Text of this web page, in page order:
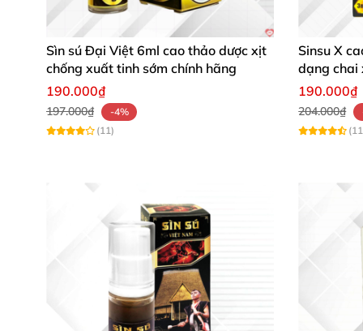
Sìn sú Đại Việt 6ml cao thảo dược xịt
chống xuất tinh sớm chính hãng
190.000₫
197.000₫
-4%
(11)
Sinsu X
dạng chai
190.000₫
204.000₫